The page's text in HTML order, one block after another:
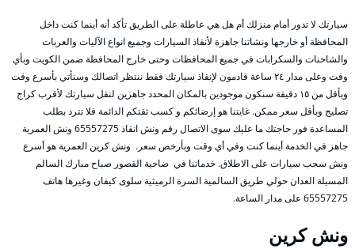
سيارتك لا تدور أمام منزلك أم هل هي عاطلة على الطريق تأكد أنه أينما كنت داخل
المحافظة أو خارجها ونشاتنا جاهزة لأنقاذ السيارات وجميع انواع الآليات والعربات
والشاحنات والسكرابات في جميع المحافظات وحتى خارج المحافظة ضمن الكويت وبأي
وقت وعلى مدار ٢٤ ساعة قادمون لإنقاذ سيارتك فقط ننتظر اتصالك وسنأتي بأسرع وقت
وبأقل من ١٥ دقيقة سنكون موجودين بالمكان المحدد جاهزين لنقل سيارتك لأقرب كراج
تصليح وبأقل سعر ممكن. غايتنا هو إرضائكم و كسب ثقتكم الدائمة فلا تترد بطلب
المساعدة فور حاجتك ما عليك سوى الاتصال رقم ونش انقاذ 65557275 ونش العمرية
جاهز في الخدمة أينما كنت وفي أي وقت وبأرخص سعر. ونش كرين العمرية هو أسرع
ونش سحب سيارات على الاطلاق. خدماتنا في ضاحية القصور صباح مبارك السالم
المسيلة العدان حولي طريق السالمية السرة الرميثية سلوى كيفان وغيرها هاتف
65557275 على مدار الساعة.
ونش كرين